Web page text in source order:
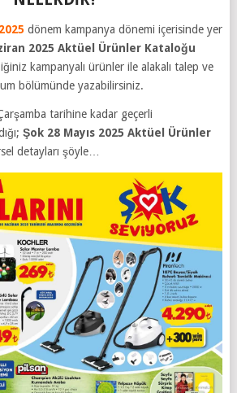
dönem kampanya dönemi içerisinde yer
2025 Aktüel Ürünler Kataloğu
kampanyalı ürünler ile alakalı talep ve
bölümünde yazabilirsiniz.
tarihine kadar geçerli
Şok 28 Mayıs 2025 Aktüel Ürünler
detayları şöyle…